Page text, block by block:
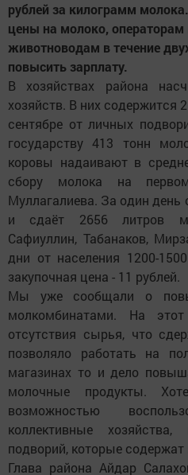
рублей за килограмм
цены на молоко,
животноводам в течение
повысить зарплату.
В хозяйствах района
хозяйств. В них содержится
сентябре от личных
государству 413 тонн
коровы надаивают в
сбору молока на
Муллагалиева. За один день
и сдаёт 2656 литров
Сафиуллин, Табанаков,
дни от населения 1200-
закупочная цена - 11 рублей.
Мы уже сообщали о
молкомбинатами. На
отсутствия сырья, что
позволяло работать на
магазинах то и дело
молочные продукты.
возможностью
коллективные
подворий, которые содержат
Глава района Айдар